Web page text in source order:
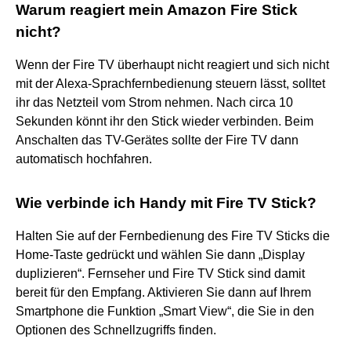
Warum reagiert mein Amazon Fire Stick
nicht?
Wenn der Fire TV überhaupt nicht reagiert und sich nicht
mit der Alexa-Sprachfernbedienung steuern lässt, solltet
ihr das Netzteil vom Strom nehmen. Nach circa 10
Sekunden könnt ihr den Stick wieder verbinden. Beim
Anschalten das TV-Gerätes sollte der Fire TV dann
automatisch hochfahren.
Wie verbinde ich Handy mit Fire TV Stick?
Halten Sie auf der Fernbedienung des Fire TV Sticks die
Home-Taste gedrückt und wählen Sie dann „Display
duplizieren“. Fernseher und Fire TV Stick sind damit
bereit für den Empfang. Aktivieren Sie dann auf Ihrem
Smartphone die Funktion „Smart View“, die Sie in den
Optionen des Schnellzugriffs finden.